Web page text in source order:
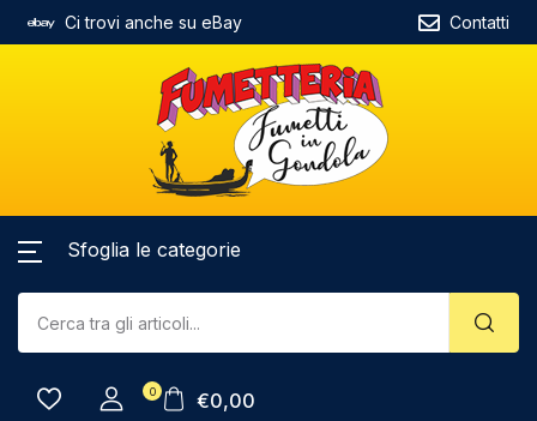
Ci trovi anche su eBay Contatti
Sfoglia le categorie
0 €0,00